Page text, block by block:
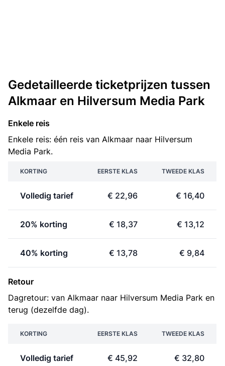
Gedetailleerde ticketprijzen tussen
Alkmaar en Hilversum Media Park
Enkele reis
Enkele reis: één reis van Alkmaar naar Hilversum
Media Park.
KORTING EERSTE KLAS TWEEDE KLAS
Volledig tarief € 22,96 € 16,40
20% korting € 18,37 € 13,12
40% korting € 13,78 € 9,84
Retour
Dagretour: van Alkmaar naar Hilversum Media Park en
terug (dezelfde dag).
KORTING EERSTE KLAS TWEEDE KLAS
Volledig tarief € 45,92 € 32,80